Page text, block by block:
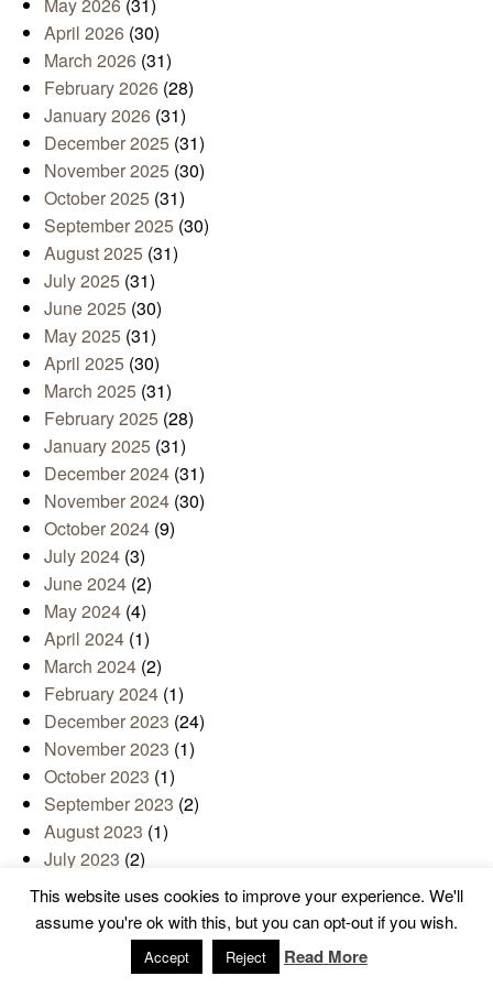
May 2026 (31)
April 2026 (30)
March 2026 (31)
February 2026 (28)
January 2026 (31)
December 2025 (31)
November 2025 (30)
October 2025 (31)
September 2025 (30)
August 2025 (31)
July 2025 (31)
June 2025 (30)
May 2025 (31)
April 2025 (30)
March 2025 (31)
February 2025 (28)
January 2025 (31)
December 2024 (31)
November 2024 (30)
October 2024 (9)
July 2024 (3)
June 2024 (2)
May 2024 (4)
April 2024 (1)
March 2024 (2)
February 2024 (1)
December 2023 (24)
November 2023 (1)
October 2023 (1)
September 2023 (2)
August 2023 (1)
July 2023 (2)
June 2023
December 2022(23)
November 2022(1)
(4)
This website uses cookies to improve your experience. We'll
assume you're ok with this, but you can opt-out if you wish.
Accept Reject Read More